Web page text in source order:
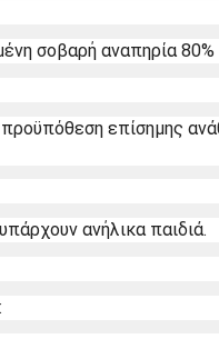
σοβαρή αναπηρία 80%
επίσημης
ανήλικα παιδιά.